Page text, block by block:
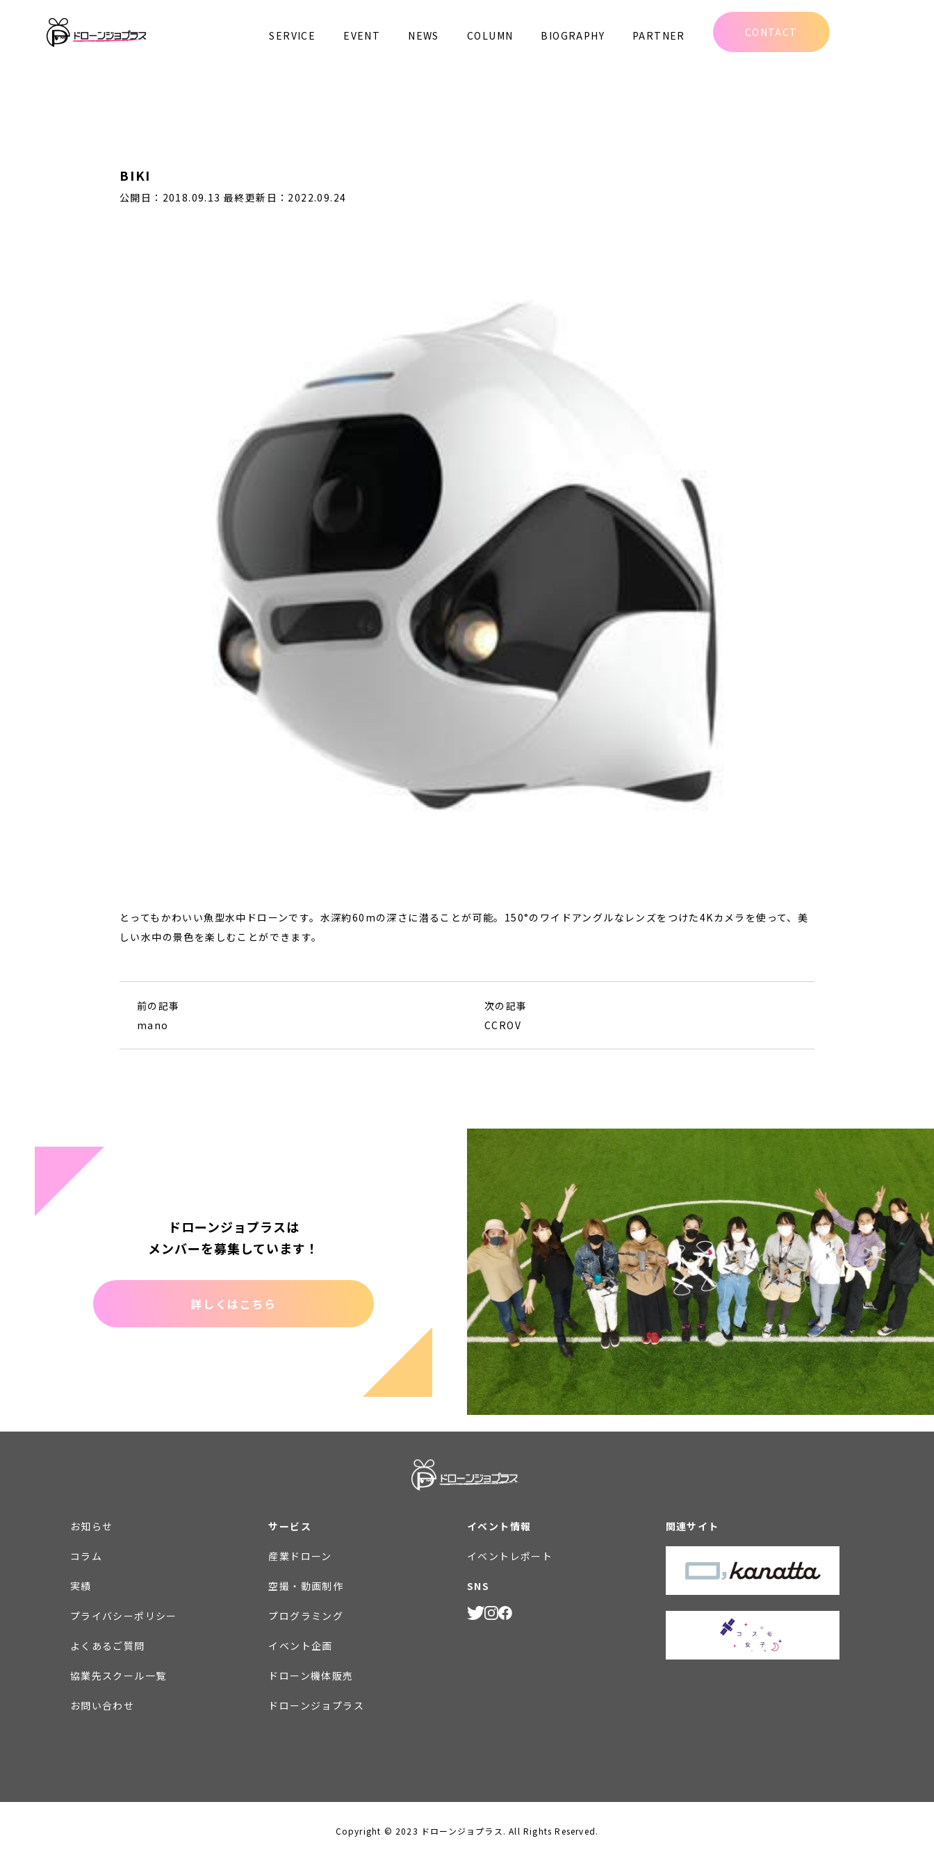
SERVICE EVENT NEWS COLUMN BIOGRAPHY PARTNER CONTACT
: Undefined array key 0 in on line
: Attempt to read property "cat_name" on null in /home/kanatta/drone-girls.com/public_html/wp-content/themes/djp_new/single.php
BIKI
公開日：2018.09.13 最終更新日：2022.09.24
とってもかわいい魚型水中ドローンです。水深約60mの深さに潜ることが可能。150°のワイドアングルなレンズをつけた4Kカメラを使って、美
しい水中の景色を楽しむことができます。
前の記事
mano
次の記事
CCROV
ドローンジョプラスは
メンバーを募集しています！
詳しくはこちら
お知らせ
コラム
実績
プライバシーポリシー
よくあるご質問
協業先スクール一覧
お問い合わせ
サービス
産業ドローン
空撮・動画制作
プログラミング
イベント企画
ドローン機体販売
ドローンジョプラス
イベント情報
イベントレポート
SNS
関連サイト
Copyright © 2023 ドローンジョプラス. All Rights Reserved.